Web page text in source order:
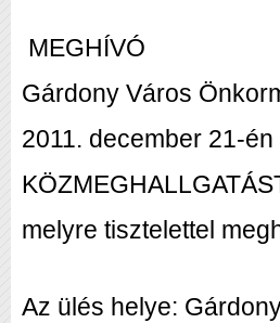
MEGHÍVÓ
Gárdony Város
2011. december 21-
melyre tisztelettel
Az ülés helye: